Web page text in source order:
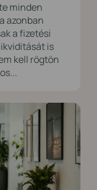
minden
azonban
a fizetési
is
kell rögtön